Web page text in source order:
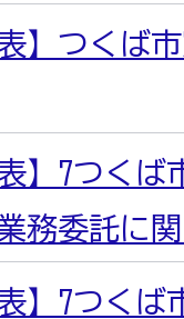
】つくば
】7つく
務委託に
】7つく